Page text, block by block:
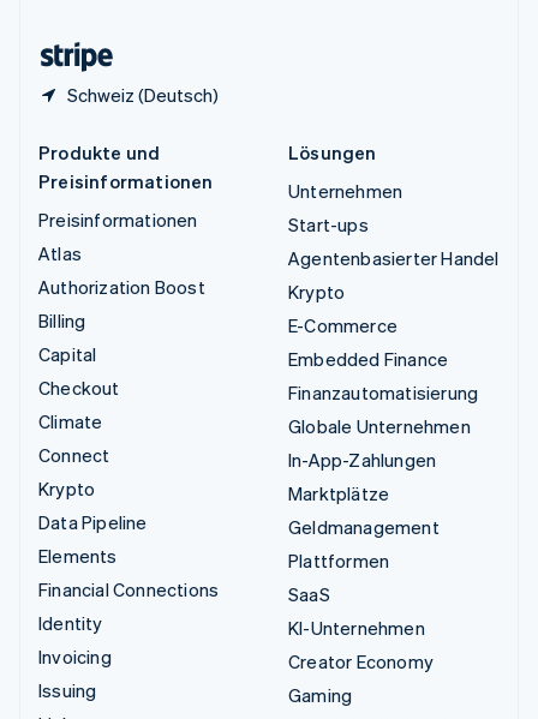
Schweiz (Deutsch)
Produkte und
Preisinformationen
Preisinformationen
Atlas
Authorization Boost
Billing
Capital
Checkout
Climate
Connect
Krypto
Data Pipeline
Elements
Financial Connections
Identity
Invoicing
Issuing
Lösungen
Unternehmen
Start-ups
Agentenbasierter Handel
Krypto
E-Commerce
Embedded Finance
Finanzautomatisierung
Globale Unternehmen
In-App-Zahlungen
Marktplätze
Geldmanagement
Plattformen
SaaS
KI-Unternehmen
Creator Economy
Gaming